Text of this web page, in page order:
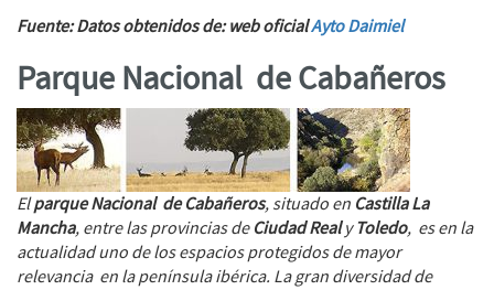
Fuente: Datos obtenidos de: web oficialAyto Daimiel
Parque Nacional de Cabañeros
Elparque Nacional de Cabañeros, situado en Castilla La
Mancha, entre las provincias de Ciudad RealyToledo, es en la
actualidad uno de los espacios protegidos de mayor
relevancia en la península ibérica. La gran diversidad de